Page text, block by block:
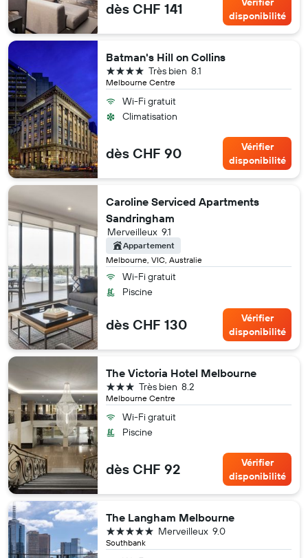
dès CHF 141
disponibilité
Batman's Hill on Collins
Melbourne Centre
8.1
Très bien
4 étoiles
Wi-Fi gratuit
Climatisation
dès CHF 90
Vérifier
disponibilité
Caroline Serviced Apartments
Sandringham
Melbourne, VIC, Australie
9.1
Merveilleux
Appartement
Wi-Fi gratuit
Piscine
dès CHF 130
Vérifier
disponibilité
The Victoria Hotel Melbourne
Melbourne Centre
8.2
Très bien
3 étoiles
Wi-Fi gratuit
Piscine
dès CHF 92
Vérifier
disponibilité
The Langham Melbourne
Southbank
9.0
Merveilleux
5 étoiles